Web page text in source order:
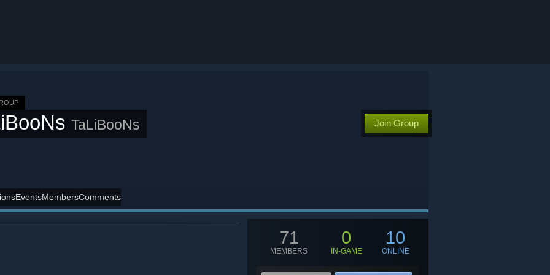
TaLiBooNs Join Group
EventsMembersComments
71
MEMBERS
0
IN-GAME
10
ONLINE